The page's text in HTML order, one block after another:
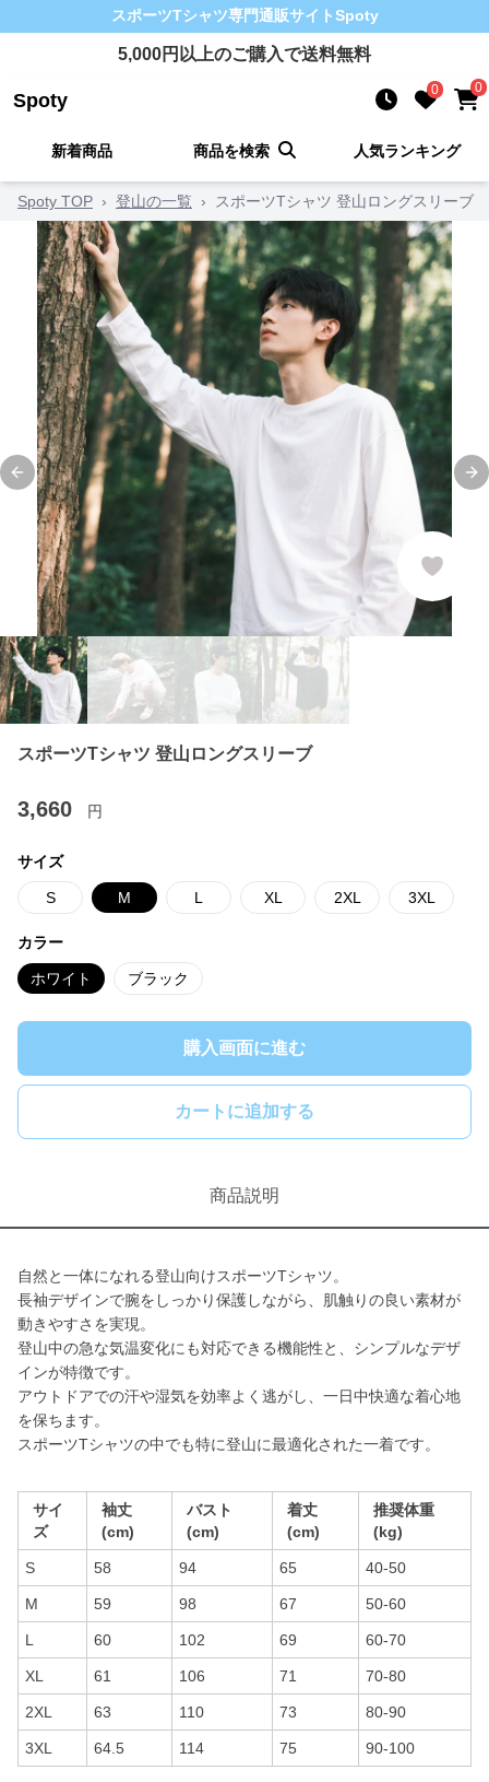
スポーツTシャツ専門通販サイトSpoty
5,000円以上のご購入で送料無料
Spoty 0 0
新着商品 商品を検索 人気ランキング
Spoty TOP › 登山の一覧 › スポーツTシャツ 登山ロングスリーブ
Previous slide
スポーツTシャツ 登山ロングスリーブ
3,660 円
サイズ
S M L XL 2XL 3XL
カラー
ホワイト ブラック
購入画面に進む
カートに追加する
商品説明
自然と一体になれる登山向けスポーツTシャツ。
長袖デザインで腕をしっかり保護しながら、肌触りの良い素材が
動きやすさを実現。
登山中の急な気温変化にも対応できる機能性と、シンプルなデザ
インが特徴です。
アウトドアでの汗や湿気を効率よく逃がし、一日中快適な着心地
を保ちます。
スポーツTシャツの中でも特に登山に最適化された一着です。
サイ
ズ
袖丈
(cm)
バスト
(cm)
着丈
(cm)
推奨体重
(kg)
S 58 94 65 40-50
M 59 98 67 50-60
L 60 102 69 60-70
XL 61 106 71 70-80
2XL 63 110 73 80-90
3XL 64.5 114 75 90-100